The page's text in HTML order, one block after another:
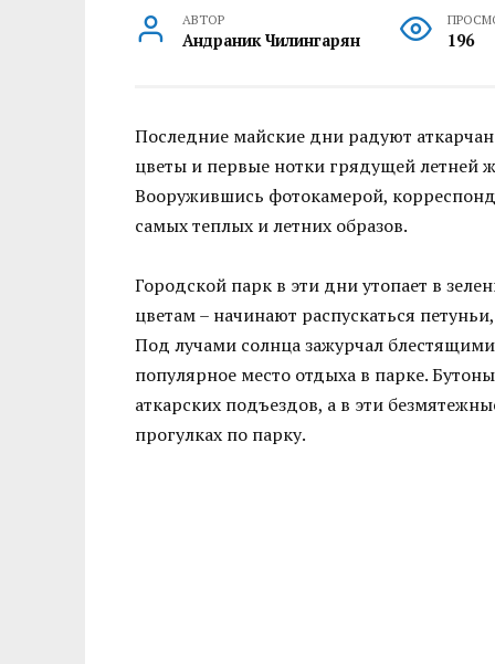
АВТОР
Андраник Чилингарян 196
Последние майские дни радуют
цветы и первые нотки грядущей летней
Вооружившись фотокамерой,
самых теплых и летних образов.
Городской парк в эти дни утопает в
цветам – начинают распускаться
Под лучами солнца зажурчал
популярное место отдыха в парке.
аткарских подъездов, а в эти
прогулках по парку.